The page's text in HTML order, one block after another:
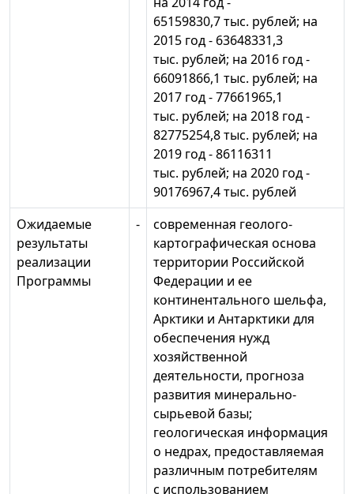
65159830,7 тыс. рублей; на
2015 год - 63648331,3
тыс. рублей; на 2016 год -
66091866,1 тыс. рублей; на
2017 год - 77661965,1
тыс. рублей; на 2018 год -
82775254,8 тыс. рублей; на
2019 год - 86116311
тыс. рублей; на 2020 год -
90176967,4 тыс. рублей
Ожидаемые
результаты
реализации
Программы
-
современная геолого-
картографическая основа
территории Российской
Федерации и ее
континентального шельфа,
Арктики и Антарктики для
обеспечения нужд
хозяйственной
деятельности, прогноза
развития минерально-
сырьевой базы;
геологическая информация
о недрах, предоставляемая
различным потребителям
с использованием